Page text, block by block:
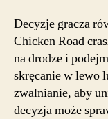
Decyzje gracza
Chicken Road
na drodze i
skręcanie w lewo
zwalnianie, aby
decyzja może